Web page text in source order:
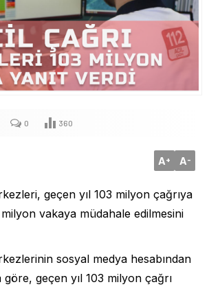
0 360
A+ A-
geçen yıl 103 milyon çağrıya
vakaya müdahale edilmesini
sosyal medya hesabından
göre, geçen yıl 103 milyon çağrı